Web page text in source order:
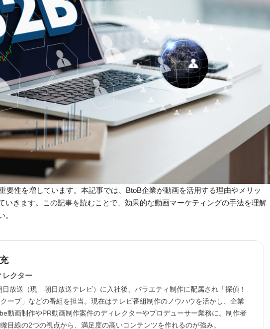
要性を増しています。本記事では、BtoB企業が動画を活用する理由やメリッ
いきます。この記事を読むことで、効果的な動画マーケティングの手法を理解
。
レクター
日放送（現 朝日放送テレビ）に入社後、バラエティ制作に配属され「探偵！
ープ」などの番組を担当。現在はテレビ番組制作のノウハウを活かし、企業
動画制作やPR動画制作案件のディレクターやプロデューサー業務に。制作者
目線の2つの視点から、満足度の高いコンテンツを作れるのが強み。